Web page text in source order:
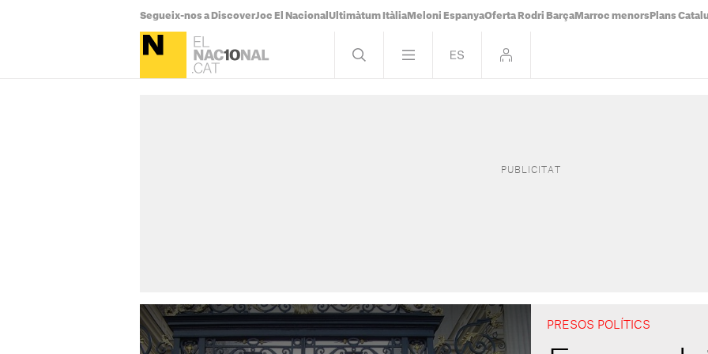
Segueix-nos a DiscoverJoc El Nacional Ultimàtum Itàlia Meloni EspanyaOferta Rodri Barça Marroc menors Plans
PRESOS POLÍTICS